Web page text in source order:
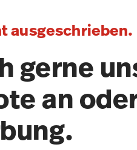
ausgeschrieben.
gerne
an